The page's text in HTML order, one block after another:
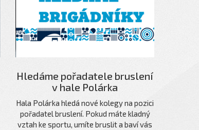
Hledáme pořadatele bruslení
v hale Polárka
Hala Polárka hledá nové kolegy na pozici
pořadatel bruslení. Pokud máte kladný
vztah ke sportu, umíte bruslit a baví vás